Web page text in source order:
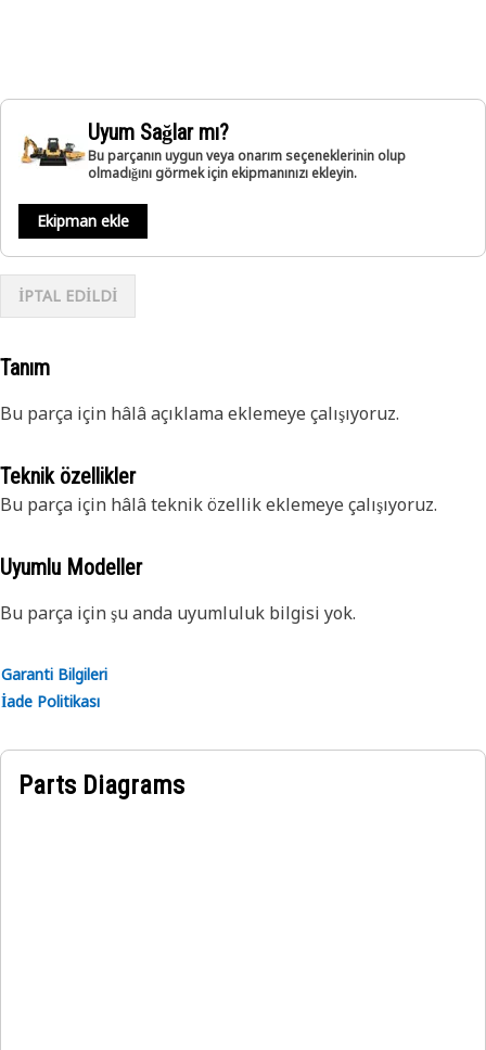
Uyum Sağlar mı?
Bu parçanın uygun veya onarım seçeneklerinin olup
olmadığını görmek için ekipmanınızı ekleyin.
Ekipman ekle
İPTAL EDİLDİ
Tanım
Bu parça için hâlâ açıklama eklemeye çalışıyoruz.
Teknik özellikler
Bu parça için hâlâ teknik özellik eklemeye çalışıyoruz.
Uyumlu Modeller
Bu parça için şu anda uyumluluk bilgisi yok.
Garanti Bilgileri
İade Politikası
Parts Diagrams